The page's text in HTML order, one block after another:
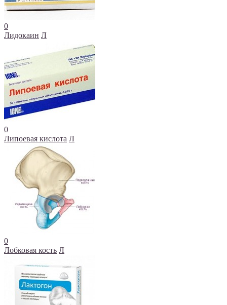
0
Лидокаин Л
0
Липоевая кислота Л
0
Лобковая кость Л